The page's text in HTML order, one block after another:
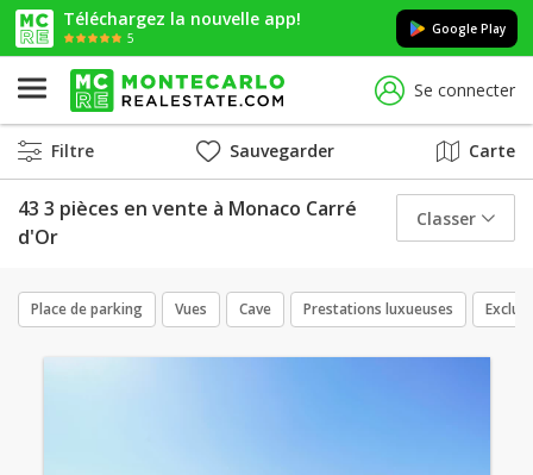
Téléchargez la nouvelle app!
5
Google Play
Se connecter
Filtre Sauvegarder Carte
43 3 pièces en vente à Monaco Carré
d'Or
Classer
Place de parking Vues Cave Prestations luxueuses